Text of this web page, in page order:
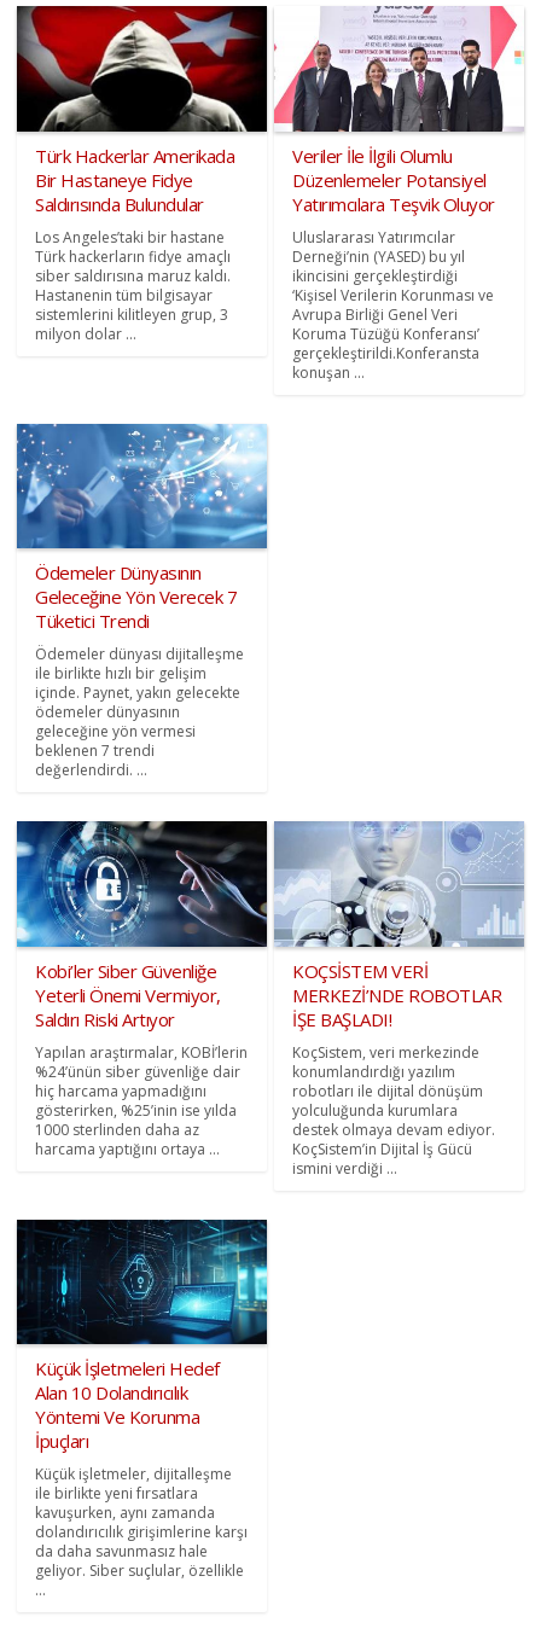
Türk Hackerlar Amerikada
Bir Hastaneye Fidye
Saldırısında Bulundular
Los Angeles’taki bir hastane
Türk hackerların fidye amaçlı
siber saldırısına maruz kaldı.
Hastanenin tüm bilgisayar
sistemlerini kilitleyen grup, 3
milyon dolar ...
Veriler İle İlgili Olumlu
Düzenlemeler Potansiyel
Yatırımcılara Teşvik Oluyor
Uluslararası Yatırımcılar
Derneği’nin (YASED) bu yıl
ikincisini gerçekleştirdiği
‘Kişisel Verilerin Korunması ve
Avrupa Birliği Genel Veri
Koruma Tüzüğü Konferansı’
gerçekleştirildi.Konferansta
konuşan ...
Ödemeler Dünyasının
Geleceğine Yön Verecek 7
Tüketici Trendi
Ödemeler dünyası dijitalleşme
ile birlikte hızlı bir gelişim
içinde. Paynet, yakın gelecekte
ödemeler dünyasının
geleceğine yön vermesi
beklenen 7 trendi
değerlendirdi. ...
Kobi’ler Siber Güvenliğe
Yeterli Önemi Vermiyor,
Saldırı Riski Artıyor
Yapılan araştırmalar, KOBİ’lerin
%24’ünün siber güvenliğe dair
hiç harcama yapmadığını
gösterirken, %25’inin ise yılda
1000 sterlinden daha az
harcama yaptığını ortaya ...
KOÇSİSTEM VERİ
MERKEZİ’NDE ROBOTLAR
İŞE BAŞLADI!
KoçSistem, veri merkezinde
konumlandırdığı yazılım
robotları ile dijital dönüşüm
yolculuğunda kurumlara
destek olmaya devam ediyor.
KoçSistem’in Dijital İş Gücü
ismini verdiği ...
Küçük İşletmeleri Hedef
Alan 10 Dolandırıcılık
Yöntemi Ve Korunma
İpuçları
Küçük işletmeler, dijitalleşme
ile birlikte yeni fırsatlara
kavuşurken, aynı zamanda
dolandırıcılık girişimlerine karşı
da daha savunmasız hale
geliyor. Siber suçlular, özellikle
...